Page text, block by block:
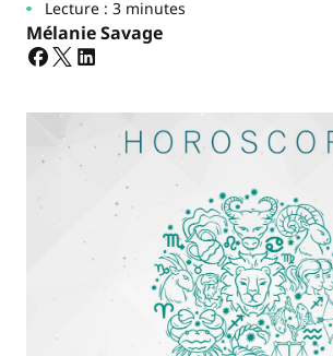
Lecture : 3 minutes
Mélanie Savage